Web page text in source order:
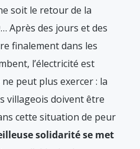
soit le retour de la
Après des jours et des
finalement dans les
l’électricité est
peut plus exercer : la
villageois doivent être
cette situation de peur
solidarité se met